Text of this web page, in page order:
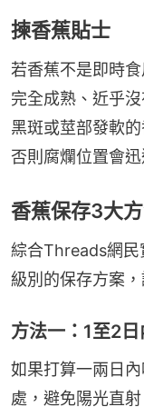
揀香蕉貼士
若香蕉不是即時
完全成熟、近乎
黑斑或莖部發軟
否則腐爛位置會迅
香蕉保存3大
綜合Threads網民
級別的保存方案
方法一：1至2
如果打算一兩日
處，避免陽光直